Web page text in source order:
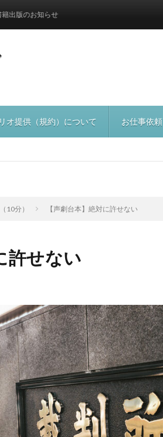
オ提供（規約）について お仕事依頼
のお知らせ
10分） 【声劇台本】絶対に許せない
許せない